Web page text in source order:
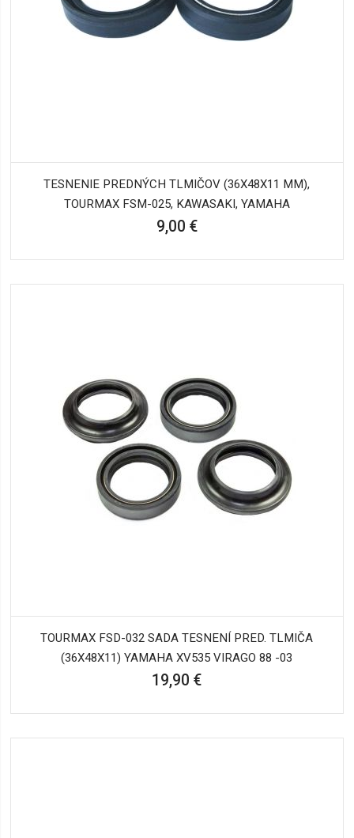
TESNENIE PREDNÝCH TLMIČOV (36X48X11 MM),
TOURMAX FSM-025, KAWASAKI, YAMAHA
9,00 €
TOURMAX FSD-032 SADA TESNENÍ PRED. TLMIČA
(36X48X11) YAMAHA XV535 VIRAGO 88 -03
19,90 €